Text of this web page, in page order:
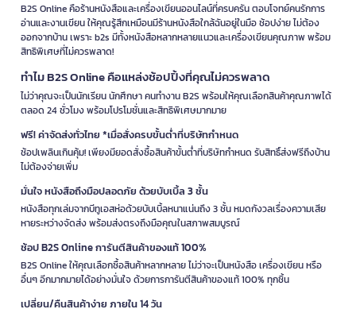
B2S Online คือร้านหนังสือและเครื่องเขียนออนไลน์ที่ครบครัน ตอบโจทย์คนรักการ
อ่านและงานเขียน ให้คุณรู้สึกเหมือนมีร้านหนังสือใกล้ฉันอยู่ในมือ ช้อปง่าย ไม่ต้อง
ออกจากบ้าน เพราะ b2s มีทั้งหนังสือหลากหลายแนวและเครื่องเขียนคุณภาพ พร้อม
สิทธิพิเศษที่ไม่ควรพลาด!
ทำไม B2S Online คือแหล่งช้อปปิ้งที่คุณไม่ควรพลาด
ไม่ว่าคุณจะเป็นนักเรียน นักศึกษา คนทำงาน B2S พร้อมให้คุณเลือกสินค้าคุณภาพได้
ตลอด 24 ชั่วโมง พร้อมโปรโมชั่นและสิทธิพิเศษมากมาย
ฟรี! ค่าจัดส่งทั่วไทย *เมื่อสั่งครบขั้นต่ำที่บริษัทกำหนด
ช้อปเพลินเกินคุ้ม! เพียงมียอดสั่งซื้อสินค้าขั้นต่ำที่บริษัทกำหนด รับสิทธิ์ส่งฟรีถึงบ้าน
ไม่ต้องจ่ายเพิ่ม
มั่นใจ หนังสือถึงมือปลอดภัย ด้วยบับเบิ้ล 3 ชั้น
หนังสือทุกเล่มจากบีทูเอสห่อด้วยบับเบิ้ลหนาแน่นถึง 3 ชั้น หมดกังวลเรื่องความเสีย
หายระหว่างจัดส่ง พร้อมส่งตรงถึงมือคุณในสภาพสมบูรณ์
ช้อป B2S Online การันตีสินค้าของแท้ 100%
B2S Online ให้คุณเลือกซื้อสินค้าหลากหลาย ไม่ว่าจะเป็นหนังสือ เครื่องเขียน หรือ
อื่นๆ อีกมากมายได้อย่างมั่นใจ ด้วยการการันตีสินค้าของแท้ 100% ทุกชิ้น
เปลี่ยน/คืนสินค้าง่าย ภายใน 14 วัน